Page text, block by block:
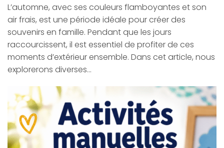
L’automne, avec ses couleurs flamboyantes et son
air frais, est une période idéale pour créer des
souvenirs en famille. Pendant que les jours
raccourcissent, il est essentiel de profiter de ces
moments d’extérieur ensemble. Dans cet article, nous
explorerons diverses…